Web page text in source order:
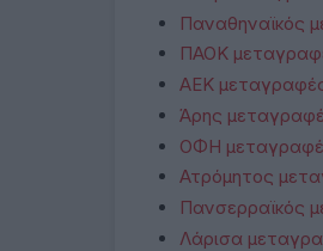
Παναθηναϊκός
ΠΑΟΚ
ΑΕΚ
Άρης
ΟΦΗ
Ατρόμητος
Πανσερραϊκός
Λάρισα